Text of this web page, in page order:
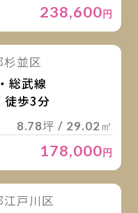
238,600円
る
杉並区
総武線
徒歩3分
8.78坪 / 29.02㎡
178,000円
る
江戸川区